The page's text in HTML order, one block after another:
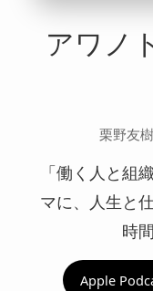
アワノ
栗野友
「働く人と組
マに、人生と
時
Apple